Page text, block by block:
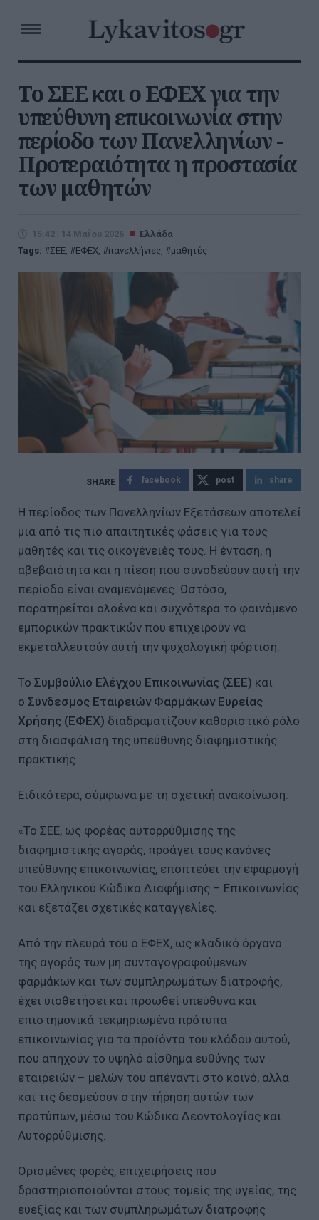
Το ΣΕΕ και ο ΕΦΕΧ για την
υπεύθυνη επικοινωνία στην
περίοδο των Πανελληνίων -
Προτεραιότητα η προστασία
των μαθητών
15:42 | 14 Μαΐου 2026
Ελλάδα
Tags:
ΣΕΕ, ΕΦΕΧ, πανελλήνιες, μαθητές
facebook post share
Η περίοδος των Πανελληνίων Εξετάσεων αποτελεί
μια από τις πιο απαιτητικές φάσεις για τους
μαθητές και τις οικογένειές τους. Η ένταση, η
αβεβαιότητα και η πίεση που συνοδεύουν αυτή την
περίοδο είναι αναμενόμενες. Ωστόσο,
παρατηρείται ολοένα και συχνότερα το φαινόμενο
εμπορικών πρακτικών που επιχειρούν να
εκμεταλλευτούν αυτή την ψυχολογική φόρτιση.
Το Συμβούλιο Ελέγχου Επικοινωνίας (ΣΕΕ) και
ο Σύνδεσμος Εταιρειών Φαρμάκων Ευρείας
Χρήσης (ΕΦΕΧ) διαδραματίζουν καθοριστικό ρόλο
στη διασφάλιση της υπεύθυνης διαφημιστικής
πρακτικής.
Ειδικότερα, σύμφωνα με τη σχετική ανακοίνωση:
«Το ΣΕΕ, ως φορέας αυτορρύθμισης της
διαφημιστικής αγοράς, προάγει τους κανόνες
υπεύθυνης επικοινωνίας, εποπτεύει την εφαρμογή
του Ελληνικού Κώδικα Διαφήμισης – Επικοινωνίας
και εξετάζει σχετικές καταγγελίες.
Από την πλευρά του ο ΕΦΕΧ, ως κλαδικό όργανο
της αγοράς των μη συνταγογραφούμενων
φαρμάκων και των συμπληρωμάτων διατροφής,
έχει υιοθετήσει και προωθεί υπεύθυνα και
επιστημονικά τεκμηριωμένα πρότυπα
επικοινωνίας για τα προϊόντα του κλάδου αυτού,
που απηχούν το υψηλό αίσθημα ευθύνης των
εταιρειών – μελών του απέναντι στο κοινό, αλλά
και τις δεσμεύουν στην τήρηση αυτών των
προτύπων, μέσω του Κώδικα Δεοντολογίας και
Αυτορρύθμισης.
Ορισμένες φορές, επιχειρήσεις που
δραστηριοποιούνται στους τομείς της υγείας, της
ευεξίας και των συμπληρωμάτων διατροφής